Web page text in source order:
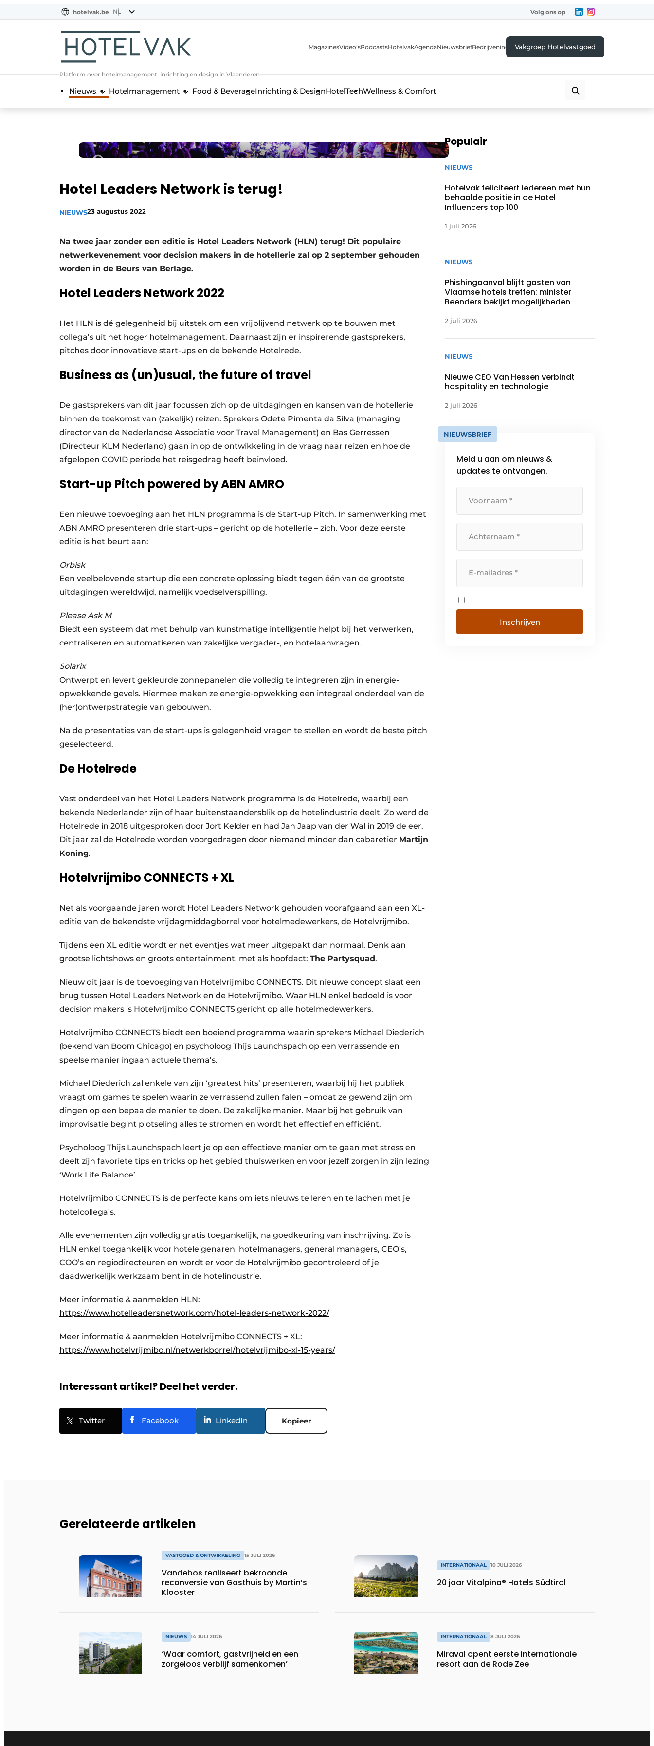
NL
EN
FR
hotelvak.be NL Volg ons op
Platform over hotelmanagement, inrichting en design in Vlaanderen
MagazinesVideo’sPodcastsHotelvakAgendaNieuwsbriefBedrijvenindexVakgroep Hotelvastgoed
Nieuws Hotelmanagement Food & BeverageInrichting & DesignHotelTechWellness & Comfort
Hotel Leaders Network is terug!
NIEUWS23 augustus 2022
Na twee jaar zonder een editie is Hotel Leaders Network (HLN) terug! Dit populaire
netwerkevenement voor decision makers in de hotellerie zal op 2 september gehouden
worden in de Beurs van Berlage.
Hotel Leaders Network 2022
Het HLN is dé gelegenheid bij uitstek om een vrijblijvend netwerk op te bouwen met
collega’s uit het hoger hotelmanagement. Daarnaast zijn er inspirerende gastsprekers,
pitches door innovatieve start-ups en de bekende Hotelrede.
Business as (un)usual, the future of travel
De gastsprekers van dit jaar focussen zich op de uitdagingen en kansen van de hotellerie
binnen de toekomst van (zakelijk) reizen. Sprekers Odete Pimenta da Silva (managing
director van de Nederlandse Associatie voor Travel Management) en Bas Gerressen
(Directeur KLM Nederland) gaan in op de ontwikkeling in de vraag naar reizen en hoe de
afgelopen COVID periode het reisgedrag heeft beinvloed.
Start-up Pitch powered by ABN AMRO
Een nieuwe toevoeging aan het HLN programma is de Start-up Pitch. In samenwerking met
ABN AMRO presenteren drie start-ups – gericht op de hotellerie – zich. Voor deze eerste
editie is het beurt aan:
Orbisk
Een veelbelovende startup die een concrete oplossing biedt tegen één van de grootste
uitdagingen wereldwijd, namelijk voedselverspilling.
Please Ask M
Biedt een systeem dat met behulp van kunstmatige intelligentie helpt bij het verwerken,
centraliseren en automatiseren van zakelijke vergader-, en hotelaanvragen.
Solarix
Ontwerpt en levert gekleurde zonnepanelen die volledig te integreren zijn in energie-
opwekkende gevels. Hiermee maken ze energie-opwekking een integraal onderdeel van de
(her)ontwerpstrategie van gebouwen.
Na de presentaties van de start-ups is gelegenheid vragen te stellen en wordt de beste pitch
geselecteerd.
De Hotelrede
Vast onderdeel van het Hotel Leaders Network programma is de Hotelrede, waarbij een
bekende Nederlander zijn of haar buitenstaandersblik op de hotelindustrie deelt. Zo werd de
Hotelrede in 2018 uitgesproken door Jort Kelder en had Jan Jaap van der Wal in 2019 de eer.
Dit jaar zal de Hotelrede worden voorgedragen door niemand minder dan cabaretier Martijn
Koning.
Hotelvrijmibo CONNECTS + XL
Net als voorgaande jaren wordt Hotel Leaders Network gehouden voorafgaand aan een XL-
editie van de bekendste vrijdagmiddagborrel voor hotelmedewerkers, de Hotelvrijmibo.
Tijdens een XL editie wordt er net eventjes wat meer uitgepakt dan normaal. Denk aan
grootse lichtshows en groots entertainment, met als hoofdact: The Partysquad.
Nieuw dit jaar is de toevoeging van Hotelvrijmibo CONNECTS. Dit nieuwe concept slaat een
brug tussen Hotel Leaders Network en de Hotelvrijmibo. Waar HLN enkel bedoeld is voor
decision makers is Hotelvrijmibo CONNECTS gericht op alle hotelmedewerkers.
Hotelvrijmibo CONNECTS biedt een boeiend programma waarin sprekers Michael Diederich
(bekend van Boom Chicago) en psycholoog Thijs Launchspach op een verrassende en
speelse manier ingaan actuele thema’s.
Michael Diederich zal enkele van zijn ‘greatest hits’ presenteren, waarbij hij het publiek
vraagt om games te spelen waarin ze verrassend zullen falen – omdat ze gewend zijn om
dingen op een bepaalde manier te doen. De zakelijke manier. Maar bij het gebruik van
improvisatie begint plotseling alles te stromen en wordt het effectief en efficiënt.
Psycholoog Thijs Launchspach leert je op een effectieve manier om te gaan met stress en
deelt zijn favoriete tips en tricks op het gebied thuiswerken en voor jezelf zorgen in zijn lezing
‘Work Life Balance’.
Hotelvrijmibo CONNECTS is de perfecte kans om iets nieuws te leren en te lachen met je
hotelcollega’s.
Alle evenementen zijn volledig gratis toegankelijk, na goedkeuring van inschrijving. Zo is
HLN enkel toegankelijk voor hoteleigenaren, hotelmanagers, general managers, CEO’s,
COO’s en regiodirecteuren en wordt er voor de Hotelvrijmibo gecontroleerd of je
daadwerkelijk werkzaam bent in de hotelindustrie.
Meer informatie & aanmelden HLN:
https://www.hotelleadersnetwork.com/hotel-leaders-network-2022/
Meer informatie & aanmelden Hotelvrijmibo CONNECTS + XL:
https://www.hotelvrijmibo.nl/netwerkborrel/hotelvrijmibo-xl-15-years/
Interessant artikel? Deel het verder.
Twitter Facebook LinkedIn Kopieer
Populair
NIEUWS
Hotelvak feliciteert iedereen met hun
behaalde positie in de Hotel
Influencers top 100
1 juli 2026
NIEUWS
Phishingaanval blijft gasten van
Vlaamse hotels treffen: minister
Beenders bekijkt mogelijkheden
2 juli 2026
NIEUWS
Nieuwe CEO Van Hessen verbindt
hospitality en technologie
2 juli 2026
NIEUWSBRIEF
Meld u aan om nieuws &
updates te ontvangen.
Gerelateerde artikelen
VASTGOED & ONTWIKKELING 15 JULI 2026
Vandebos realiseert bekroonde
reconversie van Gasthuis by Martin’s
Klooster
NIEUWS 14 JULI 2026
‘Waar comfort, gastvrijheid en een
zorgeloos verblijf samenkomen’
INTERNATIONAAL 10 JULI 2026
20 jaar Vitalpina® Hotels Südtirol
INTERNATIONAAL 8 JULI 2026
Miraval opent eerste internationale
resort aan de Rode Zee